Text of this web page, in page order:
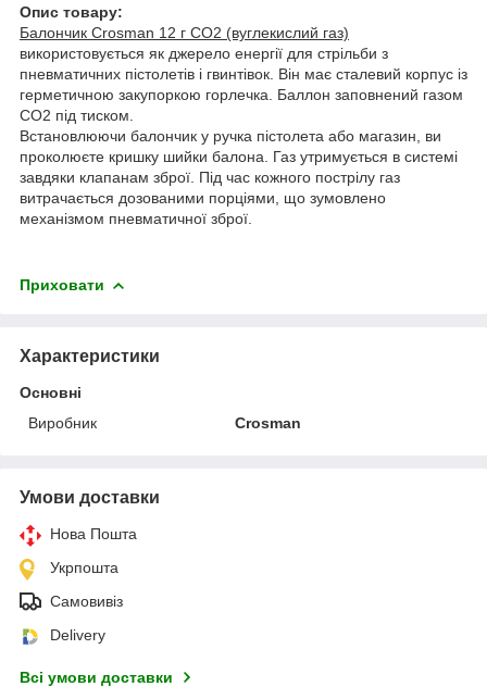
Опис товару:
Балончик Crosman 12 г СО2 (вуглекислий газ)
використовується як джерело енергії для стрільби з
пневматичних пістолетів і гвинтівок. Він має сталевий корпус із
герметичною закупоркою горлечка. Баллон заповнений газом
СО2 під тиском.
Встановлюючи балончик у ручка пістолета або магазин, ви
проколюєте кришку шийки балона. Газ утримується в системі
завдяки клапанам зброї. Під час кожного пострілу газ
витрачається дозованими порціями, що зумовлено
механізмом пневматичної зброї.
Приховати
Характеристики
Основні
Виробник
Crosman
Умови доставки
Нова Пошта
Укрпошта
Самовивіз
Delivery
Всі умови доставки